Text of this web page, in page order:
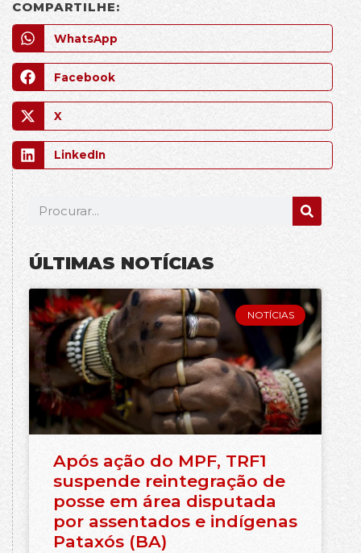
COMPARTILHE:
WhatsApp
Facebook
X
LinkedIn
ÚLTIMAS NOTÍCIAS
NOTÍCIAS
Após ação do MPF, TRF1
suspende reintegração de
posse em área disputada
por assentados e indígenas
Pataxós (BA)